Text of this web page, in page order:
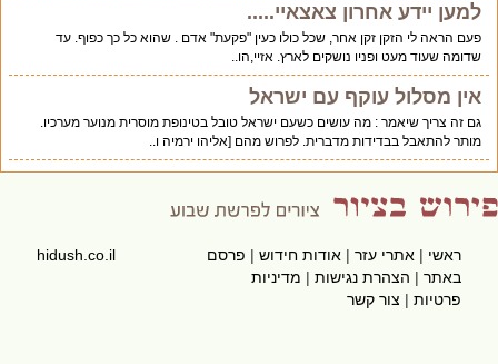
למען יידע אחרון צאצאיי.....
פעם הראה לי הזקן זקן אחר, שכל כולו כעין "פקעת" אדם . שהוא כל כך כפוף. עד
שדומה שעוד מעט ופניו נושקים לארץ. אזיי,הו..
אין מסלול עוקף עם ישראל
גם זה צריך שיאמר : מה עושים כשעם ישראל טובל בטינופת מוסרית מנוער מערכיו.
מותר להתאבל בבדידות מדברית. לפרוש מהם [אליהו ירמיה ו..
ראשי|אתרי עזר|אודות חידוש|פרסם
באתר|הצהרת נגישות|מדיניות
פרטיות|צור קשר
hidush.co.il